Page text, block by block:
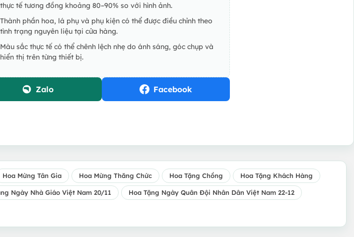
thực tế tương đồng khoảng 80–90% so với hình ảnh.
Thành phần hoa, lá phụ và phụ kiện có thể được điều chỉnh theo
tình trạng nguyên liệu tại cửa hàng.
Màu sắc thực tế có thể chênh lệch nhẹ do ánh sáng, góc chụp và
hiển thị trên từng thiết bị.
Zalo Facebook
Hoa Mừng Tân Gia Hoa Mừng Thăng Chức Hoa Tặng Chồng Hoa Tặng Khách Hàng
Ngày Nhà Giáo Việt Nam 20/11 Hoa Tặng Ngày Quân Đội Nhân Dân Việt Nam 22-12